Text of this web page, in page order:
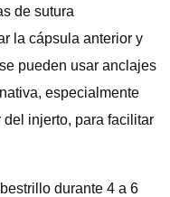
de sutura
la cápsula anterior y
pueden usar anclajes
especialmente
injerto, para facilitar
durante 4 a 6